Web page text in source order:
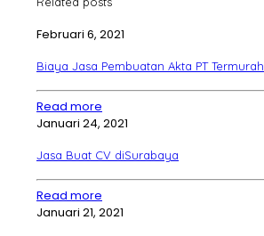
Februari 6, 2021
Biaya Jasa Pembuatan Akta PT Termurah
Read more
Januari 24, 2021
Jasa Buat CV diSurabaya
Read more
Januari 21, 2021